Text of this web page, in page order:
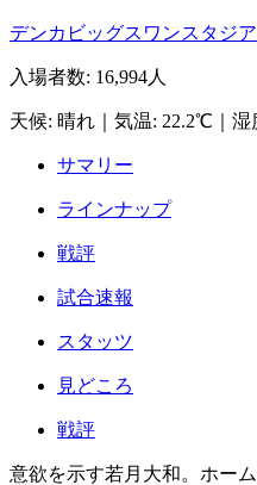
デンカビッグスワンスタジ
入場者数: 16,994人
天候: 晴れ 気温: 22.2℃ 湿
サマリー
ラインナップ
戦評
試合速報
スタッツ
見どころ
戦評
意欲を示す若月大和。ホー